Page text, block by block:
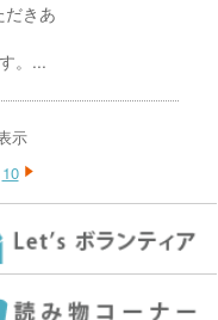
だきあ
。...
示
10